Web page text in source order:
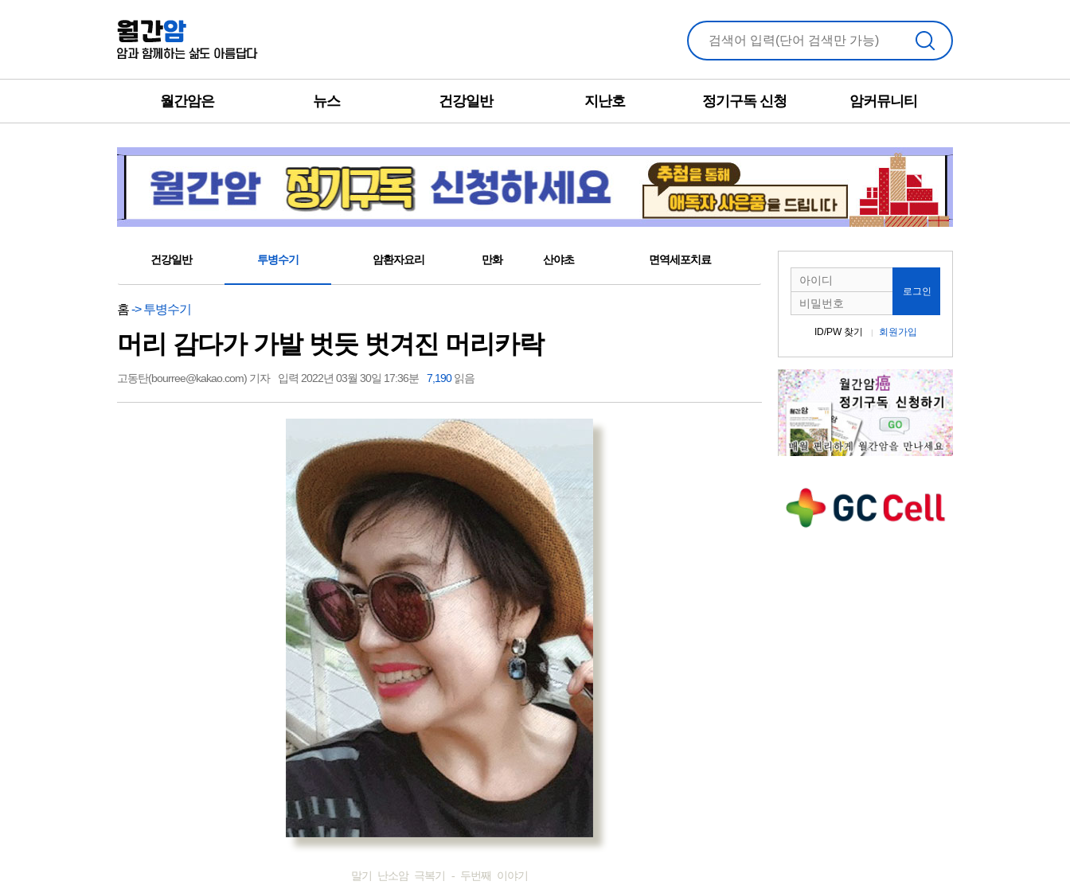
검색
월간암은 뉴스 건강일반 지난호 정기구독 신청 암커뮤니티
건강일반 투병수기 암환자요리 만화 산야초 면역세포치료
홈-> 투병수기
머리 감다가 가발 벗듯 벗겨진 머리카락
고동탄(bourree@kakao.com) 기자 입력 2022년 03월 30일 17:36분 7,190읽음
말기 난소암 극복기 - 두번째 이야기
로그인
ID/PW 찾기 회원가입